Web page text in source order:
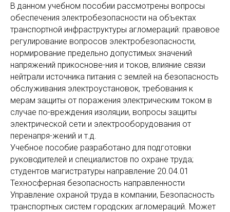
В данном учебном пособии рассмотрены вопросы
обеспечения электробезопасности на объектах
транспортной инфраструктуры агломераций: правовое
регулирование вопросов электробезопасности,
нормирование предельно допустимых значений
напряжений прикоснове-ния и токов, влияние связи
нейтрали источника питания с землей на безопасность
обслуживания электроустановок, требования к
мерам защиты от поражения электрическим током в
случае по-вреждения изоляции, вопросы защиты
электрической сети и электрооборудования от
перенапря-жений и т.д.
Учебное пособие разработано для подготовки
руководителей и специалистов по охране труда;
студентов магистратуры направление 20.04.01
Техносферная безопасность направленности
Управление охраной труда в компании, Безопасность
транспортных систем городских агломераций. Может